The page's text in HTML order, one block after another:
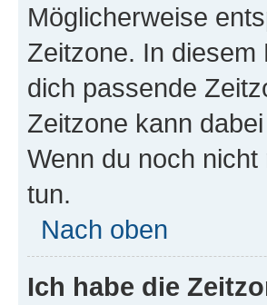
Möglicherweise
Zeitzone. In diesem
dich passende
Zeitzone kann
Wenn du noch
tun.
Nach oben
Ich habe die